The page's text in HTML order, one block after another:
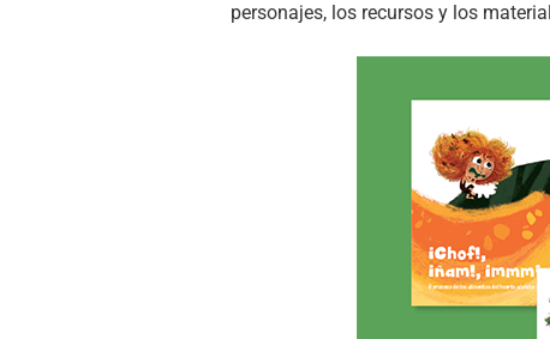
personajes, los recursos y los